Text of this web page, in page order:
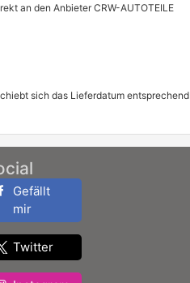
an den Anbieter CRW-AUTOTEILE
sich das Lieferdatum entsprechend
Gefällt
mir
Twitter